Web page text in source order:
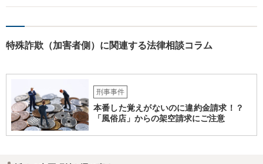
停滞しているということも考え得る所です。 上記、ご参考ください。
特殊詐欺（加害者側）に関連する法律相談コラム
刑事事件
本番した覚えがないのに違約金請求！？
「風俗店」からの架空請求にご注意